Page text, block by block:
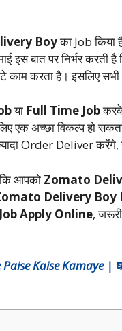
Boyका Job किया
इस बात पर निर्भर
करता है। इसलिए
या Full Time Job
एक अच्छा विकल्प हो
Order Deliver करेंगे,
आपको Zomato
Delivery Boy
Apply Online,
Kaise Kamaye |